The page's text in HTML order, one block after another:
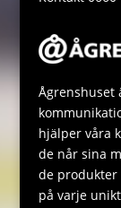
Ågrenshuset
hjälper våra
de når sina
de produkter
på varje